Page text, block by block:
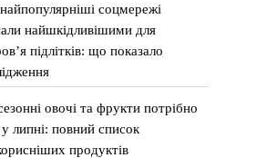
соцмережі
найшкідливішими для
підлітків: що показало
овочі та фрукти потрібно
у липні: повний список
продуктів